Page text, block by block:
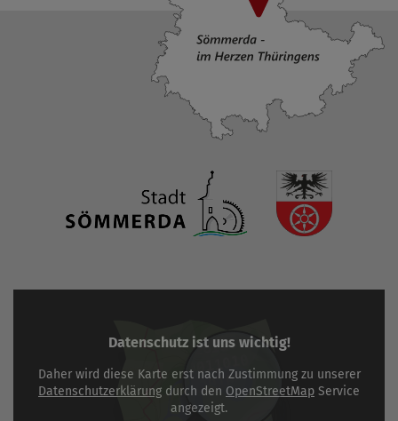
Datenschutz ist uns wichtig!
Daher wird diese Karte erst nach Zustimmung zu unserer
Datenschutzerklärung durch den OpenStreetMap Service
angezeigt.